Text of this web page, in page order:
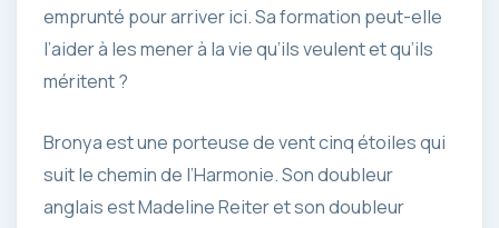
emprunté pour arriver ici. Sa formation peut-elle
l’aider à les mener à la vie qu’ils veulent et qu’ils
méritent ?
Bronya est une porteuse de vent cinq étoiles qui
suit le chemin de l’Harmonie. Son doubleur
anglais est Madeline Reiter et son doubleur